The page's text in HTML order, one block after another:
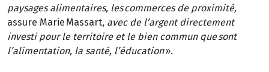
paysages alimentaires, les commerces de proximité,
assure Marie Massart, avec de l’argent directement
investi pour le territoire et le bien commun que sont
l’alimentation, la santé, l’éducation».